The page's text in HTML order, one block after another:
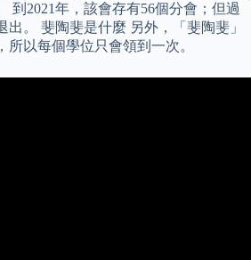
到2021年，該會存有56個分會；但過
出。 斐陶斐是什麼 另外，「斐陶斐」
以每個學位只會領到一次。